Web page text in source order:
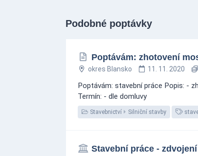
Podobné poptávky
Poptávám: zhotovení
okres Blansko 11. 11. 2020
Poptávám: stavební práce Popis: -
Termín: - dle domluvy
Stavebnictví Silniční stavby
Stavební práce -